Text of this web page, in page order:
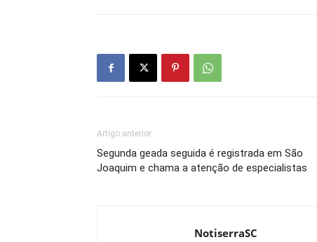
Artigo anterior
Segunda geada seguida é registrada em São
Joaquim e chama a atenção de especialistas
NotiserraSC